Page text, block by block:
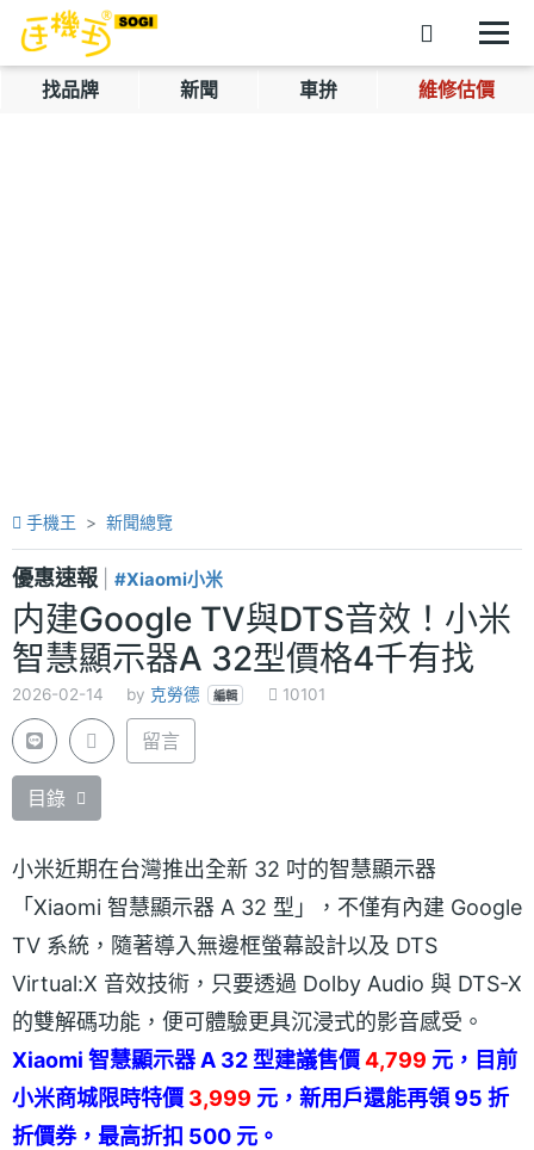
找品牌 新聞 車拚 維修估價
手機王 新聞總覽
優惠速報 #Xiaomi小米
内建Google TV與DTS音效！小米
智慧顯示器A 32型價格4千有找
2026-02-14 by 克勞德 編輯 10101
留言
目錄
小米近期在台灣推出全新 32 吋的智慧顯示器
「Xiaomi 智慧顯示器 A 32 型」，不僅有內建 Google
TV 系統，隨著導入無邊框螢幕設計以及 DTS
Virtual:X 音效技術，只要透過 Dolby Audio 與 DTS-X
的雙解碼功能，便可體驗更具沉浸式的影音感受。
Xiaomi 智慧顯示器 A 32 型建議售價4,799 元，目前
小米商城限時特價 3,999 元，新用戶還能再領 95 折
折價券，最高折扣 500 元。